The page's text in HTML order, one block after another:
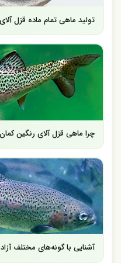
تولید ماهی تمام ماده قزل
چرا ماهی قزل آلای رنگین
آشنایی با گونه‌های مختلف